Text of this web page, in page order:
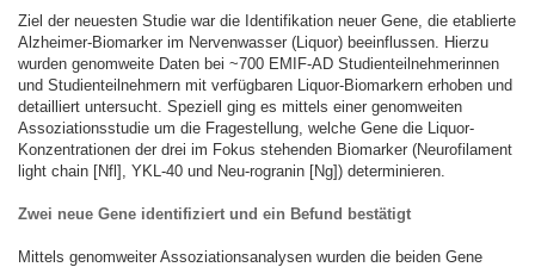
Ziel der neuesten Studie war die Identifikation neuer Gene, die etablierte
Alzheimer-Biomarker im Nervenwasser (Liquor) beeinflussen. Hierzu
wurden genomweite Daten bei ~700 EMIF-AD Studienteilnehmerinnen
und Studienteilnehmern mit verfügbaren Liquor-Biomarkern erhoben und
detailliert untersucht. Speziell ging es mittels einer genomweiten
Assoziationsstudie um die Fragestellung, welche Gene die Liquor-
Konzentrationen der drei im Fokus stehenden Biomarker (Neurofilament
light chain [Nfl], YKL-40 und Neu-rogranin [Ng]) determinieren.
Zwei neue Gene identifiziert und ein Befund bestätigt
Mittels genomweiter Assoziationsanalysen wurden die beiden Gene